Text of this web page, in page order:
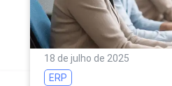
18 de julho de 2025
ERP